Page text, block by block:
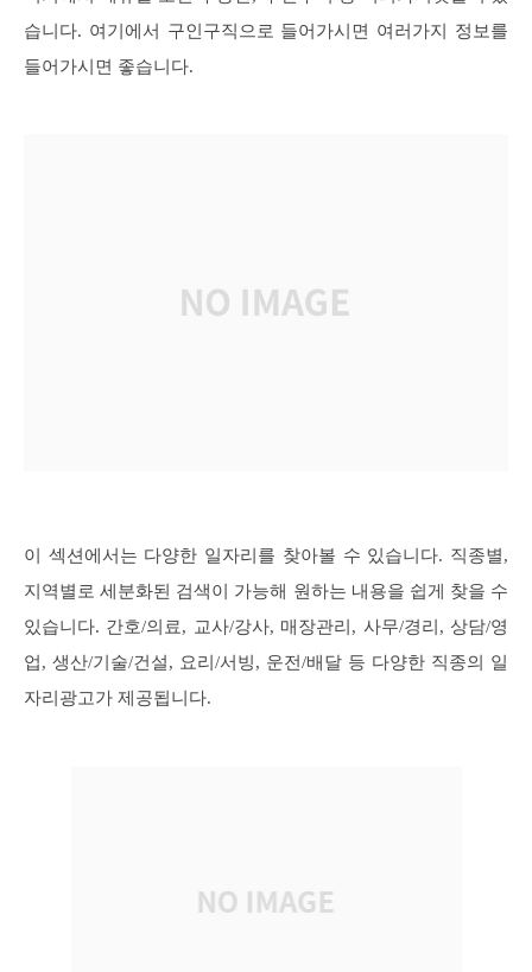
습니다. 여기에서 구인구직으로 들어가시면 여러가지 정보를
들어가시면 좋습니다.
이 섹션에서는 다양한 일자리를 찾아볼 수 있습니다. 직종별,
지역별로 세분화된 검색이 가능해 원하는 내용을 쉽게 찾을 수
있습니다. 간호/의료, 교사/강사, 매장관리, 사무/경리, 상담/영
업, 생산/기술/건설, 요리/서빙, 운전/배달 등 다양한 직종의 일
자리광고가 제공됩니다.